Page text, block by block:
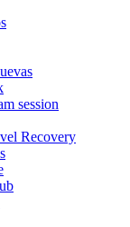
session
Recovery